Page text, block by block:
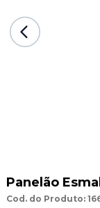
Panelão
Cod. do Produto: